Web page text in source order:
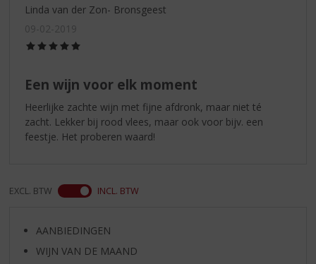
Linda van der Zon- Bronsgeest
09-02-2019
Een wijn voor elk moment
Heerlijke zachte wijn met fijne afdronk, maar niet té
zacht. Lekker bij rood vlees, maar ook voor bijv. een
feestje. Het proberen waard!
EXCL. BTW INCL. BTW
AANBIEDINGEN
WIJN VAN DE MAAND